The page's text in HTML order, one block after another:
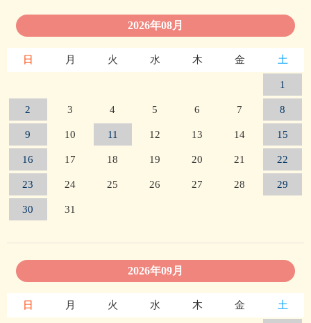
2026年08月
日 月 火 水 木 金 土
1
2 3 4 5 6 7 8
9 10 11 12 13 14 15
16 17 18 19 20 21 22
23 24 25 26 27 28 29
30 31
2026年09月
日 月 火 水 木 金 土